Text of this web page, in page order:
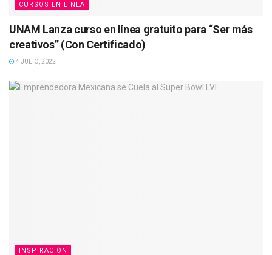
CURSOS EN LÍNEA
UNAM Lanza curso en línea gratuito para “Ser más
creativos” (Con Certificado)
4 JULIO, 2022
INSPIRACIÓN